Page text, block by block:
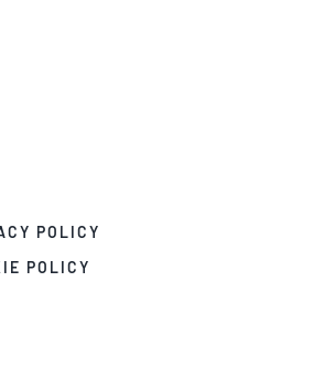
POLICY
POLICY